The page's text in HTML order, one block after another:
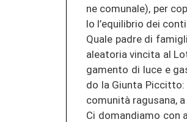
ne co­mu­na­le), per
lo l’equi­li­brio dei
Quale padre di
alea­to­ria vin­ci­ta al
ga­men­to di luce e
do la Giun­ta
comunità ra­gu­s­a­na,
Ci do­man­dia­mo con